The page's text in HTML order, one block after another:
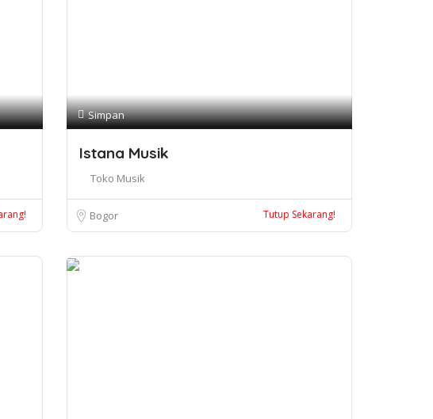
Simpan
Istana Musik
Toko Musik
Bogor Tutup Sekarang!